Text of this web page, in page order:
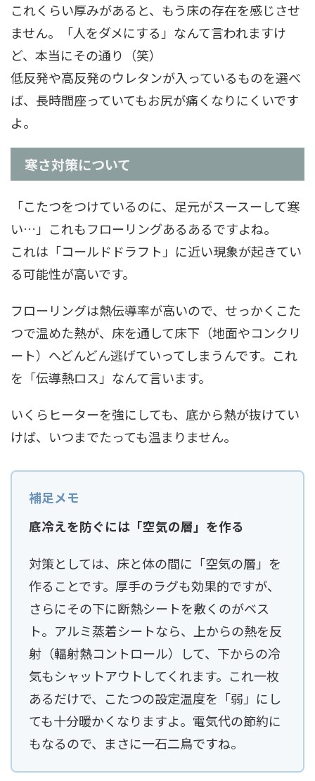
これくらい厚みがあると、もう床の存在を感じさせ
ません。「人をダメにする」なんて言われますけ
ど、本当にその通り（笑）
低反発や高反発のウレタンが入っているものを選べ
ば、長時間座っていてもお尻が痛くなりにくいです
よ。
寒さ対策について
「こたつをつけているのに、足元がスースーして寒
い…」これもフローリングあるあるですよね。
これは「コールドドラフト」に近い現象が起きてい
る可能性が高いです。
フローリングは熱伝導率が高いので、せっかくこた
つで温めた熱が、床を通して床下（地面やコンクリ
ート）へどんどん逃げていってしまうんです。これ
を「伝導熱ロス」なんて言います。
いくらヒーターを強にしても、底から熱が抜けてい
けば、いつまでたっても温まりません。
底冷えを防ぐには「空気の層」を作る
対策としては、床と体の間に「空気の層」を
作ることです。厚手のラグも効果的ですが、
さらにその下に断熱シートを敷くのがベス
ト。アルミ蒸着シートなら、上からの熱を反
射（輻射熱コントロール）して、下からの冷
気もシャットアウトしてくれます。これ一枚
あるだけで、こたつの設定温度を「弱」にし
ても十分暖かくなりますよ。電気代の節約に
もなるので、まさに一石二鳥ですね。